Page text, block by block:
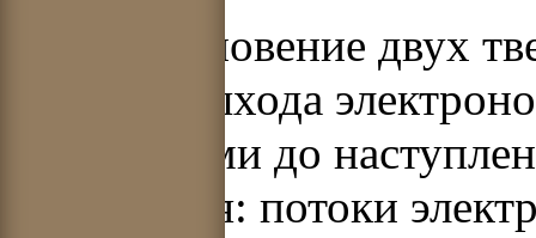
Соприкосновение двух
работой выхода
электронами до
равновесия: потоки